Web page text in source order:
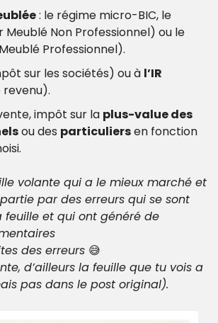
: le régime micro-BIC, le
Meublé Non Professionnel) ou le
Professionnel).
sur les sociétés) ou à
impôt sur la plus-value des
ou des particuliers en fonction
volante qui a le mieux marché et
par des erreurs qui se sont
feuille et qui ont généré de
des erreurs 😅
d’ailleurs la feuille que tu vois a
pas dans le post original).